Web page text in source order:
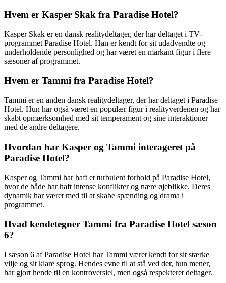
Hvem er Kasper Skak fra Paradise Hotel?
Kasper Skak er en dansk realitydeltager, der har deltaget i TV-
programmet Paradise Hotel. Han er kendt for sit udadvendte og
underholdende personlighed og har været en markant figur i flere
sæsoner af programmet.
Hvem er Tammi fra Paradise Hotel?
Tammi er en anden dansk realitydeltager, der har deltaget i Paradise
Hotel. Hun har også været en populær figur i realityverdenen og har
skabt opmærksomhed med sit temperament og sine interaktioner
med de andre deltagere.
Hvordan har Kasper og Tammi interageret på
Paradise Hotel?
Kasper og Tammi har haft et turbulent forhold på Paradise Hotel,
hvor de både har haft intense konflikter og nære øjeblikke. Deres
dynamik har været med til at skabe spænding og drama i
programmet.
Hvad kendetegner Tammi fra Paradise Hotel sæson
6?
I sæson 6 af Paradise Hotel har Tammi været kendt for sit stærke
vilje og sit klare sprog. Hendes evne til at stå ved der, hun mener,
har gjort hende til en kontroversiel, men også respekteret deltager.